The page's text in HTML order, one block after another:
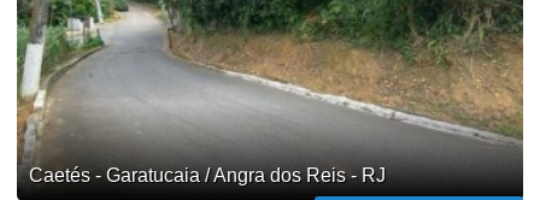
Caetés - Garatucaia / Angra dos Reis - RJ